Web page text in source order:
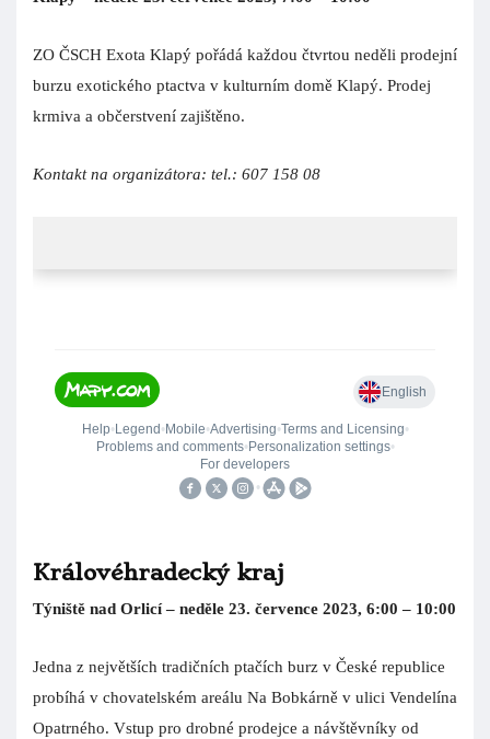
ZO ČSCH Exota Klapý pořádá každou čtvrtou neděli prodejní
burzu exotického ptactva v kulturním domě Klapý. Prodej
krmiva a občerstvení zajištěno.
Kontakt na organizátora: tel.: 607 158 08
Královéhradecký kraj
Týniště nad Orlicí – neděle 23. července 2023, 6:00 – 10:00
Jedna z největších tradičních ptačích burz v České republice
probíhá v chovatelském areálu Na Bobkárně v ulici Vendelína
Opatrného. Vstup pro drobné prodejce a návštěvníky od